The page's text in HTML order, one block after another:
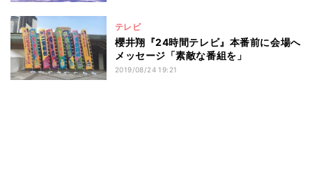
テレビ
櫻井翔『24時間テレビ』本番前に会場へ
メッセージ「素敵な番組を」
2019/08/24 19:21